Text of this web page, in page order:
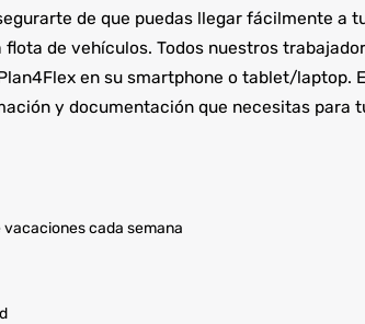
de que puedas llegar fácilmente a
de vehículos. Todos nuestros
en su smartphone o tablet/laptop.
y documentación que necesitas para
vacaciones cada semana